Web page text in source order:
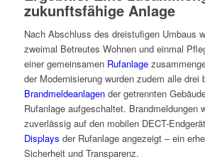
zukunftsfähige Anlage
Nach Abschluss des dreistufigen Umbaus
zweimal Betreutes Wohnen und einmal
einer gemeinsamen Rufanlage
der Modernisierung wurden zudem alle drei
Brandmeldeanlagender getrennten
Rufanlage aufgeschaltet. Brandmeldungen
zuverlässig auf den mobilen DECT-
Displays der Rufanlage angezeigt – ein
Sicherheit und Transparenz.